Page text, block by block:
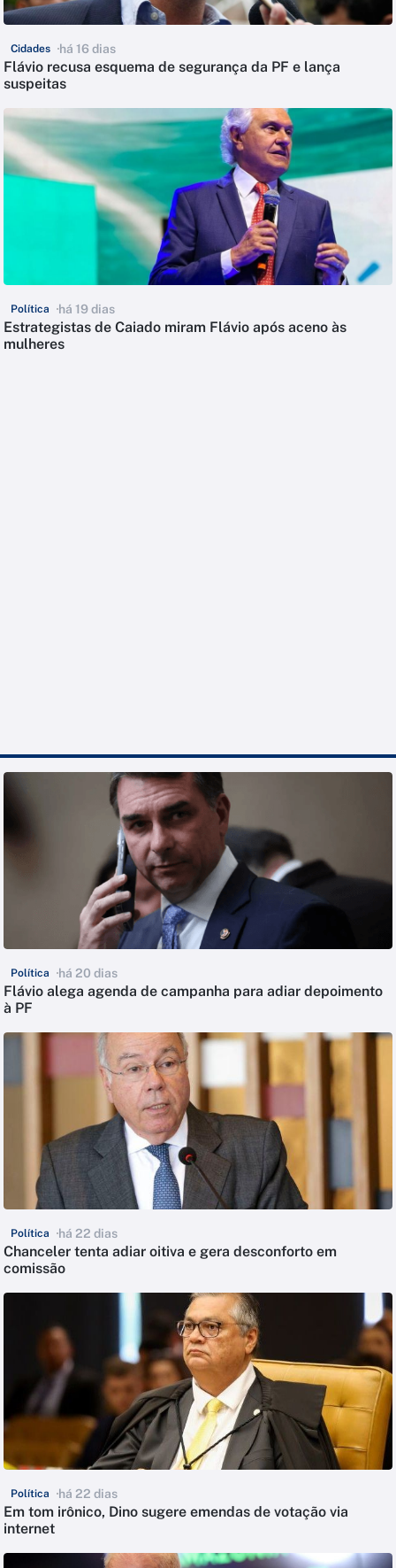
Cidades há 16 dias
Flávio recusa esquema de segurança da PF e lança
suspeitas
Política há 19 dias
Estrategistas de Caiado miram Flávio após aceno às
mulheres
Política há 20 dias
Flávio alega agenda de campanha para adiar depoimento
à PF
Política há 22 dias
Chanceler tenta adiar oitiva e gera desconforto em
comissão
Política há 22 dias
Em tom irônico, Dino sugere emendas de votação via
internet